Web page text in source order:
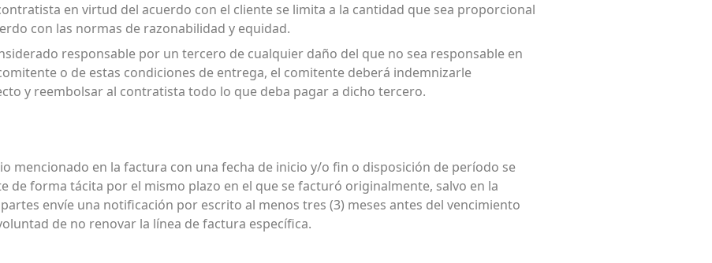
en virtud del acuerdo con el cliente se limita a la cantidad que sea proporcional
con las normas de razonabilidad y equidad.
responsable por un tercero de cualquier daño del que no sea responsable en
o de estas condiciones de entrega, el comitente deberá indemnizarle
y reembolsar al contratista todo lo que deba pagar a dicho tercero.
mencionado en la factura con una fecha de inicio y/o fin o disposición de período se
de forma tácita por el mismo plazo en el que se facturó originalmente, salvo en la
envíe una notificación por escrito al menos tres (3) meses antes del vencimiento
de no renovar la línea de factura específica.